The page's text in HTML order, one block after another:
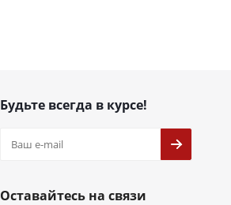
Будьте всегда в курсе!
Оставайтесь на связи